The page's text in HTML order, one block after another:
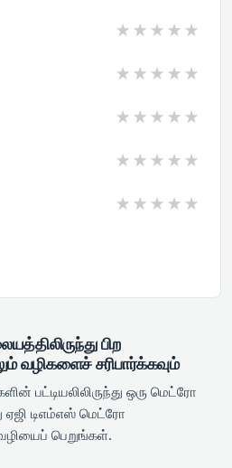
★ ★ ★ ★ ★
★ ★ ★ ★ ★
★ ★ ★ ★ ★
★ ★ ★ ★ ★
★ ★ ★ ★ ★
பிற
வழிகளைச் சரிபார்க்கவும்
பட்டியலிலிருந்து ஒரு மெட்ரோ
டிஎம்எஸ் மெட்ரோ
பெறுங்கள்.